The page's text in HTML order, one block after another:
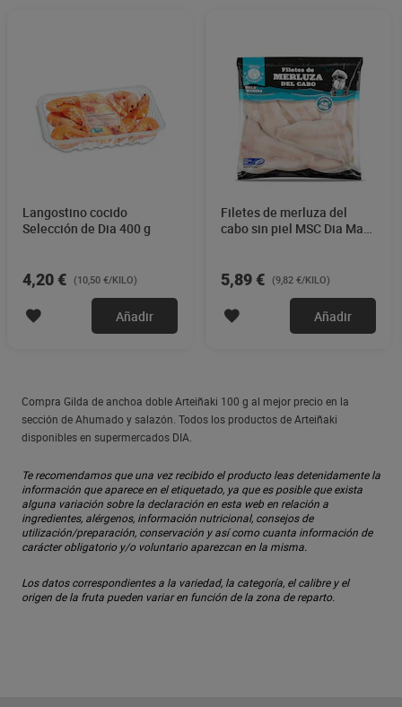
Langostino cocido
Selección de Dia 400 g
4,20 € (10,50 €/KILO)
Añadir
Filetes de merluza del
cabo sin piel MSC Dia Mari
5,89 € (9,82 €/KILO)
Añadir
Compra Gilda de anchoa doble Arteiñaki 100 g al mejor precio en la
sección de Ahumado y salazón. Todos los productos de Arteiñaki
disponibles en supermercados DIA.
Te recomendamos que una vez recibido el producto leas detenidamente la
información que aparece en el etiquetado, ya que es posible que exista
alguna variación sobre la declaración en esta web en relación a
ingredientes, alérgenos, información nutricional, consejos de
utilización/preparación, conservación y así como cuanta información de
carácter obligatorio y/o voluntario aparezcan en la misma.
Los datos correspondientes a la variedad, la categoría, el calibre y el
origen de la fruta pueden variar en función de la zona de reparto.